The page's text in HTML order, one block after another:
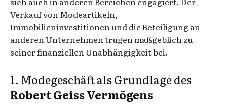
Verkauf von Modeartikeln,
Immobilieninvestitionen und die Beteiligung an
anderen Unternehmen trugen maßgeblich zu
seiner finanziellen Unabhängigkeit bei.
1. Modegeschäft als Grundlage des
Robert Geiss Vermögens